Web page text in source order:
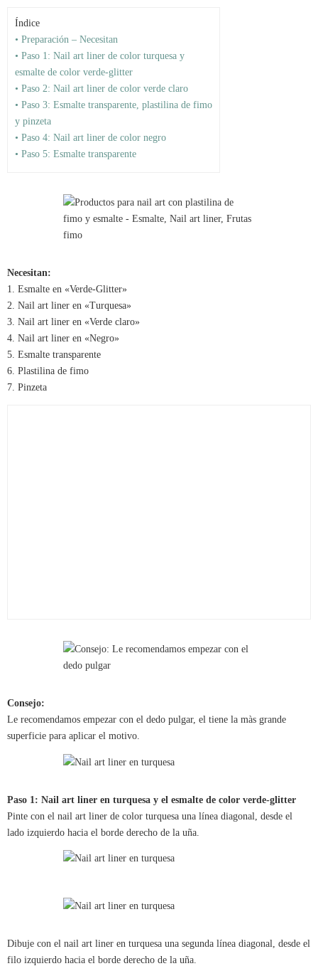
Índice
• Preparación – Necesitan
• Paso 1: Nail art liner de color turquesa y
esmalte de color verde-glitter
• Paso 2: Nail art liner de color verde claro
• Paso 3: Esmalte transparente, plastilina de fimo
y pinzeta
• Paso 4: Nail art liner de color negro
• Paso 5: Esmalte transparente
Necesitan:
1. Esmalte en «Verde-Glitter»
2. Nail art liner en «Turquesa»
3. Nail art liner en «Verde claro»
4. Nail art liner en «Negro»
5. Esmalte transparente
6. Plastilina de fimo
7. Pinzeta
Consejo:
Le recomendamos empezar con el dedo pulgar, el tiene la màs grande
superficie para aplicar el motivo.
Paso 1: Nail art liner en turquesa y el esmalte de color verde-glitter
Pinte con el nail art liner de color turquesa una línea diagonal, desde el
lado izquierdo hacia el borde derecho de la uña.
Dibuje con el nail art liner en turquesa una segunda línea diagonal, desde el
filo izquierdo hacia el borde derecho de la uña.